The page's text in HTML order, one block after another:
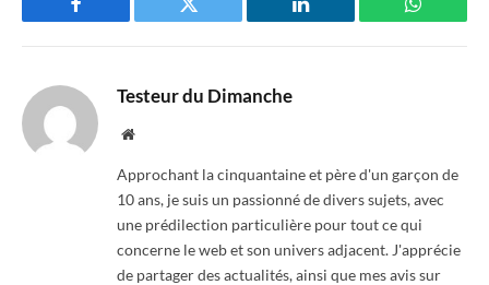
Facebook Twitter LinkedIn
Testeur du Dimanche
Website
Approchant la cinquantaine et père d'un garçon de
10 ans, je suis un passionné de divers sujets, avec
une prédilection particulière pour tout ce qui
concerne le web et son univers adjacent. J'apprécie
de partager des actualités, ainsi que mes avis sur